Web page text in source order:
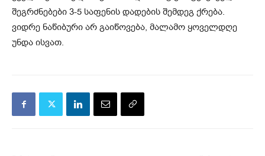
შეგრძნებები 3-5 საფენის დადების შემდეგ ქრება.
ვიდრე ნაწიბური არ გაიწოვება, მალამო ყოველდღე
უნდა ისვათ.